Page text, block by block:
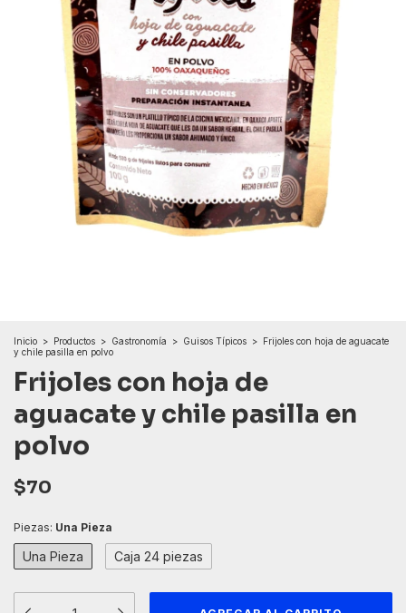
Inicio > Productos > Gastronomía > Guisos Típicos > Frijoles con hoja de aguacate
y chile pasilla en polvo
Frijoles con hoja de
aguacate y chile pasilla en
polvo
$70
Piezas: Una Pieza
Una Pieza Caja 24 piezas